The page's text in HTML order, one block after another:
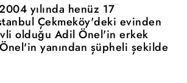
yılında henüz 17
Çekmeköy'deki evinden
olduğu Adil Önel'in erkek
yanından şüpheli şekilde